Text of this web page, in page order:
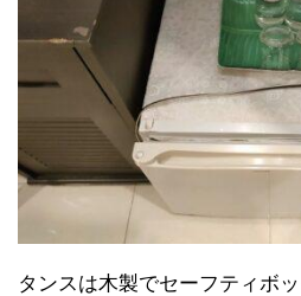
タンスは木製でセーフティボッ